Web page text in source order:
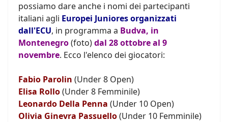
possiamo dare anche i nomi dei partecipanti
italiani agli Europei Juniores organizzati
dall'ECU, in programma a Budva, in
Montenegro(foto)dal 28 ottobre al 9
novembre. Ecco l'elenco dei giocatori:
Fabio Parolin (Under 8 Open)
Elisa Rollo(Under 8 Femminile)
Leonardo Della Penna (Under 10 Open)
Olivia Ginevra Passuello(Under 10 Femminile)